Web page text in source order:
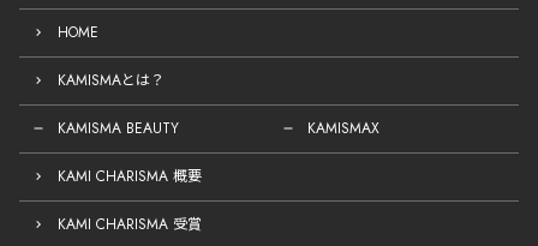
HOME
KAMISMAとは？
KAMISMA BEAUTY KAMISMAX
KAMI CHARISMA 概要
KAMI CHARISMA 受賞